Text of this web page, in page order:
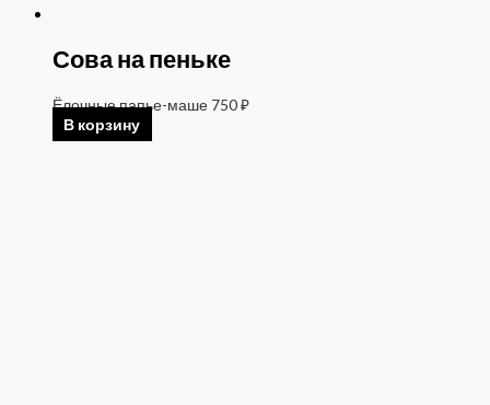
Сова на пеньке
Ёлочные папье-маше 750₽
В корзину